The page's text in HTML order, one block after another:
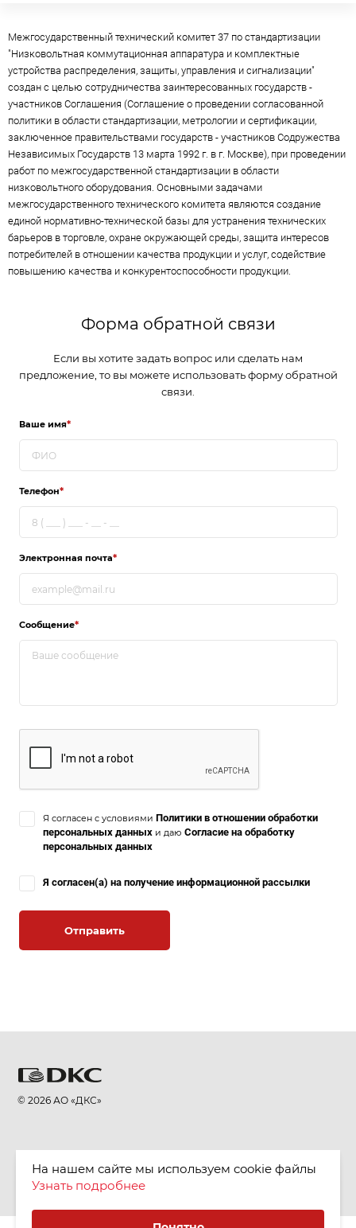
Межгосударственный технический комитет 37 по стандартизации
"Низковольтная коммутационная аппаратура и комплектные
устройства распределения, защиты, управления и сигнализации"
создан с целью сотрудничества заинтересованных государств -
участников Соглашения (Соглашение о проведении согласованной
политики в области стандартизации, метрологии и сертификации,
заключенное правительствами государств - участников Содружества
Независимых Государств 13 марта 1992 г. в г. Москве), при проведении
работ по межгосударственной стандартизации в области
низковольтного оборудования. Основными задачами
межгосударственного технического комитета являются создание
единой нормативно-технической базы для устранения технических
барьеров в торговле, охране окружающей среды, защита интересов
потребителей в отношении качества продукции и услуг, содействие
повышению качества и конкурентоспособности продукции.
Форма обратной связи
Если вы хотите задать вопрос или сделать нам
предложение, то вы можете использовать форму обратной
связи.
Ваше имя*
Телефон*
Электронная почта*
Сообщение*
Я согласен с условиями Политики в отношении обработки
персональных данныхи даю Согласие на обработку
персональных данных
Я согласен(а) на получение информационной рассылки
Отправить
© 2026 АО «ДКС»
На нашем сайте мы используем cookie файлы
Узнать подробнее